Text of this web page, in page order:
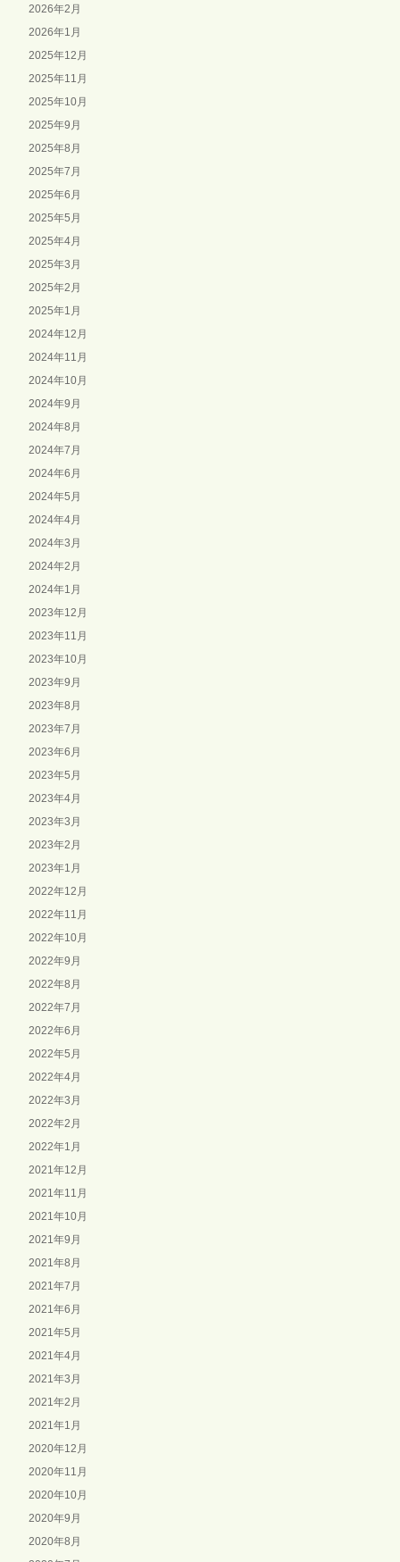
2026年2月
2026年1月
2025年12月
2025年11月
2025年10月
2025年9月
2025年8月
2025年7月
2025年6月
2025年5月
2025年4月
2025年3月
2025年2月
2025年1月
2024年12月
2024年11月
2024年10月
2024年9月
2024年8月
2024年7月
2024年6月
2024年5月
2024年4月
2024年3月
2024年2月
2024年1月
2023年12月
2023年11月
2023年10月
2023年9月
2023年8月
2023年7月
2023年6月
2023年5月
2023年4月
2023年3月
2023年2月
2023年1月
2022年12月
2022年11月
2022年10月
2022年9月
2022年8月
2022年7月
2022年6月
2022年5月
2022年4月
2022年3月
2022年2月
2022年1月
2021年12月
2021年11月
2021年10月
2021年9月
2021年8月
2021年7月
2021年6月
2021年5月
2021年4月
2021年3月
2021年2月
2021年1月
2020年12月
2020年11月
2020年10月
2020年9月
2020年8月